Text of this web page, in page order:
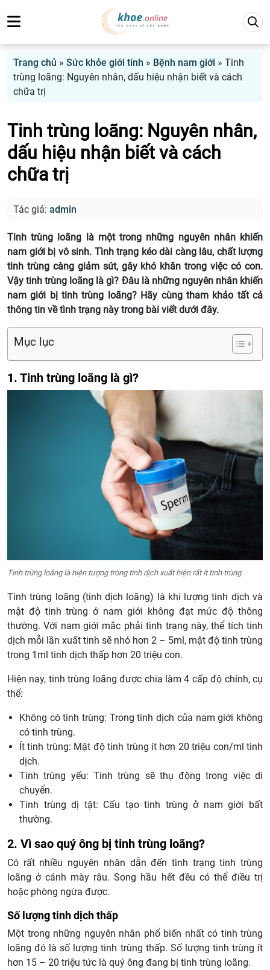
Trang chủ » Sức khỏe giới tính » Bệnh nam giới » Tinh
trùng loãng: Nguyên nhân, dấu hiệu nhận biết và cách
chữa trị
Tinh trùng loãng: Nguyên nhân,
dấu hiệu nhận biết và cách
chữa trị
Tác giả: admin
Tinh trùng loãng là một trong những nguyên nhân khiến
nam giới bị vô sinh. Tình trạng kéo dài càng lâu, chất lượng
tinh trùng càng giảm sút, gây khó khăn trong việc có con.
Vậy tinh trùng loãng là gì? Đâu là những nguyên nhân khiến
nam giới bị tinh trùng loãng? Hãy cùng tham khảo tất cả
thông tin về tình trạng này trong bài viết dưới đây.
Mục lục
1. Tinh trùng loãng là gì?
Tinh trùng loãng là hiện tượng trong tinh dịch xuất hiện rất ít tinh trùng
Tinh trùng loãng (tinh dịch loãng) là khi lượng tinh dịch và
mật độ tinh trùng ở nam giới không đạt mức độ thông
thường. Với nam giới mắc phải tình trạng này, thể tích tinh
dịch mỗi lần xuất tinh sẽ nhỏ hơn 2 – 5ml, mật độ tinh trùng
trong 1ml tinh dịch thấp hơn 20 triệu con.
Hiện nay, tinh trùng loãng được chia làm 4 cấp độ chính, cụ
thể:
Không có tinh trùng: Trong tinh dịch của nam giới không
có tinh trùng.
Ít tinh trùng: Mật độ tinh trùng ít hơn 20 triệu con/ml tinh
dịch.
Tinh trùng yếu: Tinh trùng sẽ thụ động trong việc di
chuyển.
Tinh trùng dị tật: Cấu tạo tinh trùng ở nam giới bất
thường.
2. Vì sao quý ông bị tinh trùng loãng?
Có rất nhiều nguyên nhân dẫn đến tình trạng tinh trùng
loãng ở cánh mày râu. Song hầu hết đều có thể điều trị
hoặc phòng ngừa được.
Số lượng tinh dịch thấp
Một trong những nguyên nhân phổ biến nhất có tinh trùng
loãng đó là số lượng tinh trùng thấp. Số lượng tinh trùng ít
hơn 15 – 20 triệu tức là quý ông đang bị tinh trùng loãng.